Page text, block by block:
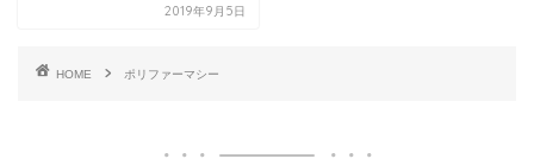
2019年9月5日
HOME ポリファーマシー